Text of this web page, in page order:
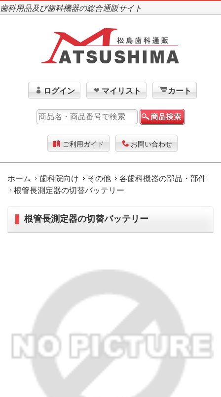
歯科用品及び歯科機器の総合通販サイト
ログイン マイリスト カート
ご利用ガイド お問い合わせ
ホーム 歯科院向け その他
各歯科機器の部品・部件
根管長測定器の切替バッテリー
根管長測定器の切替バッテリー